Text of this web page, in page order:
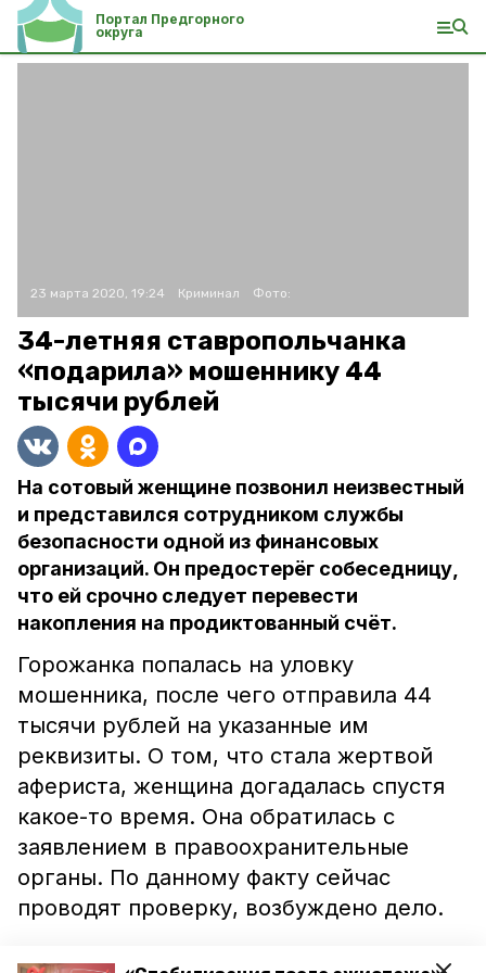
Портал Предгорного
округа
23 марта 2020, 19:24 Криминал Фото:
34-летняя ставропольчанка
«подарила» мошеннику 44
тысячи рублей
На сотовый женщине позвонил неизвестный
и представился сотрудником службы
безопасности одной из финансовых
организаций. Он предостерёг собеседницу,
что ей срочно следует перевести
накопления на продиктованный счёт.
Горожанка попалась на уловку
мошенника, после чего отправила 44
тысячи рублей на указанные им
реквизиты. О том, что стала жертвой
афериста, женщина догадалась спустя
какое-то время. Она обратилась с
заявлением в правоохранительные
органы. По данному факту сейчас
проводят проверку, возбуждено дело.
В ГУ МВД России по Ставрополью